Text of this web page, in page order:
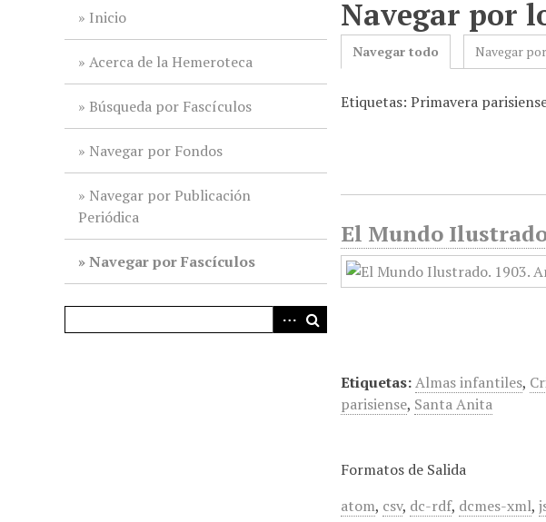
Inicio
Acerca de la Hemeroteca
Búsqueda por Fascículos
Navegar por Fondos
Navegar por Publicación
Periódica
Navegar por Fascículos
Navegar por
Navegar todo Navegar
Etiquetas: Primavera
El Mundo
Etiquetas:Almas infantiles,
parisiense, Santa Anita
Formatos de Salida
atom, csv, dc-rdf, dcmes-xml,